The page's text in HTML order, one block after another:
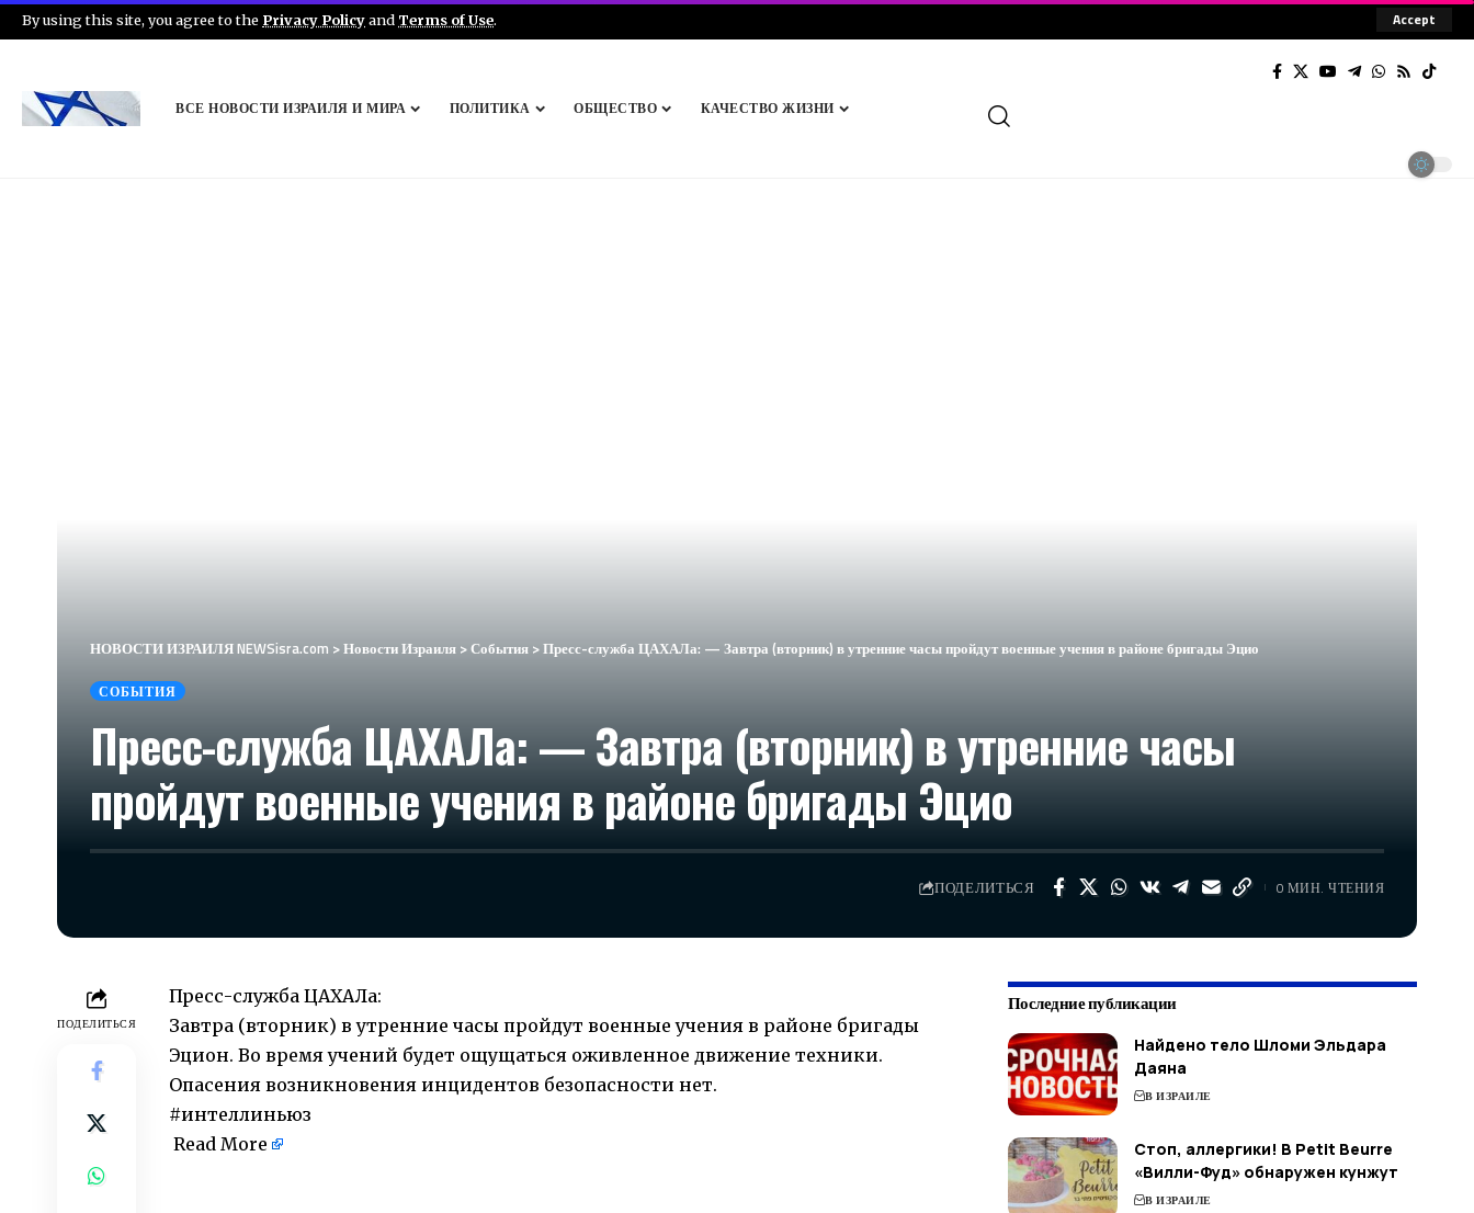
By using this site, you agree to the Privacy Policyand Terms of Use. Accept
ВСЕ НОВОСТИ ИЗРАИЛЯ И МИРА ПОЛИТИКА ОБЩЕСТВО КАЧЕСТВО ЖИЗНИ
НОВОСТИ ИЗРАИЛЯ NEWSisra.com >Новости Израиля >События >Пресс-служба ЦАХАЛа: — Завтра (вторник) в утренние часы пройдут военные учения в районе бригады Эцио
СОБЫТИЯ
Пресс-служба ЦАХАЛа: — Завтра (вторник) в утренние часы
пройдут военные учения в районе бригады Эцио
ПОДЕЛИТЬСЯ 0 МИН. ЧТЕНИЯ
ПОДЕЛИТЬСЯ
Пресс-служба ЦАХАЛа:
Завтра (вторник) в утренние часы пройдут военные учения в районе бригады
Эцион. Во время учений будет ощущаться оживленное движение техники.
Опасения возникновения инцидентов безопасности нет.
#интеллиньюз
Read More
Последние публикации
Найдено тело Шломи Эльдара
Даяна
В ИЗРАИЛЕ
Стоп, аллергики! В Petit Beurre
«Вилли-Фуд» обнаружен кунжут
В ИЗРАИЛЕ